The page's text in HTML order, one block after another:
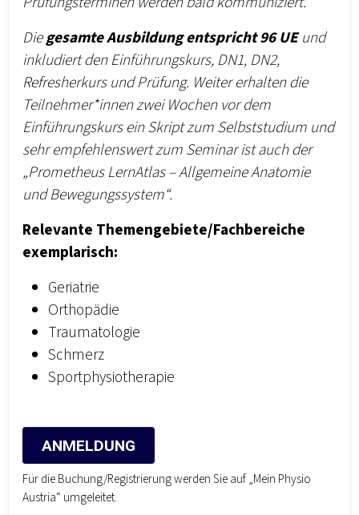
Diegesamte Ausbildung entspricht 96 UEund
inkludiert den Einführungskurs, DN1, DN2,
Refresherkurs und Prüfung. Weiter erhalten die
Teilnehmer*innen zwei Wochen vor dem
Einführungskurs ein Skript zum Selbststudium und
sehr empfehlenswert zum Seminar ist auch der
„Prometheus LernAtlas – Allgemeine Anatomie
und Bewegungssystem“.
Relevante Themengebiete/Fachbereiche
exemplarisch:
Geriatrie
Orthopädie
Traumatologie
Schmerz
Sportphysiotherapie
ANMELDUNG
Für die Buchung/Registrierung werden Sie auf „Mein Physio
Austria“ umgeleitet.